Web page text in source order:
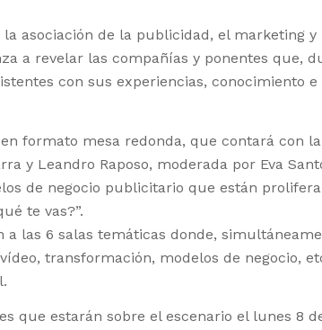
la asociación de la publicidad, el marketing y
a revelar las compañías y ponentes que,
con sus experiencias, conocimiento e
formato mesa redonda, que contará con la
y Leandro Raposo, moderada por Eva
de negocio publicitario que están
te vas?”.
a las 6 salas temáticas donde,
transformación, modelos de negocio,
que estarán sobre el escenario el lunes 8